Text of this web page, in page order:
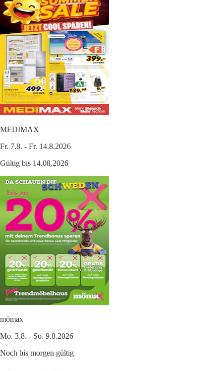
MEDIMAX
Fr. 7.8. - Fr. 14.8.2026
Gültig bis 14.08.2026
mömax
Mo. 3.8. - So. 9.8.2026
Noch bis morgen gültig